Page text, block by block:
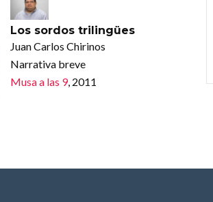
Los sordos trilingües
Juan Carlos Chirinos
Narrativa breve
Musa a las 9, 2011